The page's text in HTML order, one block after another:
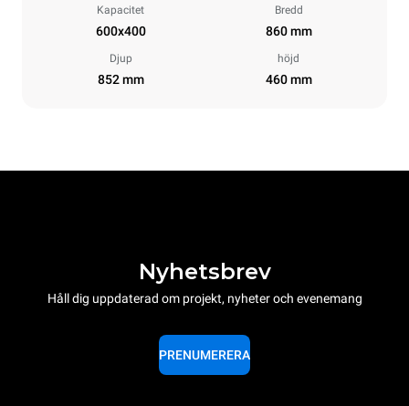
Kapacitet
600x400
Bredd
860 mm
Djup
852 mm
höjd
460 mm
Nyhetsbrev
Håll dig uppdaterad om projekt, nyheter och evenemang
PRENUMERERA